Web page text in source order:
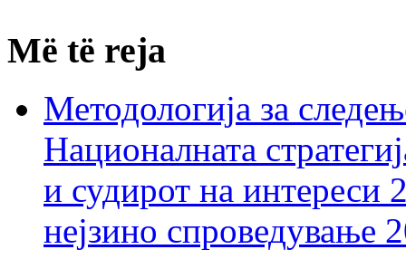
Më të reja
Методологија за
Националната
и судирот на интереси
нејзино спроведување